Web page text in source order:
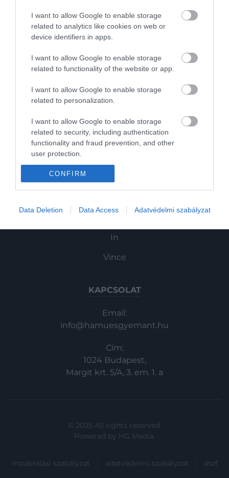
I want to allow Google to enable storage
related to analytics like cookies on web or
device identifiers in apps.
I want to allow Google to enable storage
related to functionality of the website or app.
I want to allow Google to enable storage
related to personalization.
I want to allow Google to enable storage
related to security, including authentication
functionality and fraud prevention, and other
user protection.
CONFIRM
Data Deletion Data Access Adatvédelmi szabályzat
ROVATOK
Kultúra
Tudomány
Pénz
Gasztronómia
Magazin
In
Vince
KAPCSOLAT
Email:
info@hamuesgyemant.hu
Cím:
1024 Budapest,
Margit krt. 5/A, 3. em. 1. a
© 2025 All rights reserved.
Powered by HG Media.
moderálási szabályzat adatvédelmi szabályzat ászf